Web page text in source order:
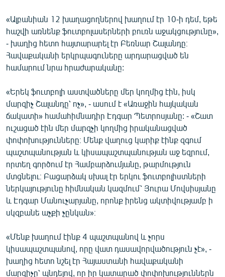
«Ազատության» բոլոր կայքերը
«Ալբանիան 12 խաղացողներով խաղում էր 10-ի դեմ, եթե
հաշվի առնենք ֆուտբոլասերների բուռն աջակցությունը»,
- խաղից հետո հայտարարել էր Բեռնար Շալանդը։
Հավաքականի երկրպագուները արդարացված են
համարում նրա հրաժարականը:
«Երեկ ֆուտբոլի աստվածները մեր կողմից էին, իսկ
մարզիչ Շալանդը՝ ոչ», - ասում է «Առաջին հայկական
ճակատի» համահիմնադիր Էդգար Պետրոսյանը: - «Շատ
ուշացած էին մեր մարզչի կողմից իրականացված
փոփոխությունները։ Մենք վաղուց կարիք էինք զգում
պաշտպանության և կիսապաշտպանության աջ եզրում,
որտեղ գործում էր Համբարձումյանը, թարմություն
մտցնելու։ Բացարձակ սխալ էր երկու ֆուտբոլիստների
ներկայությունը հիմնական կազմում՝ Յուրա Մովսիսյանը
և Էդգար Մանուչարյանը, որոնք իրենց ակտիվությամբ ի
սկզբանե աչքի չընկան»։
«Մենք խաղում էինք 4 պաշտպանով և չորս
կիսապաշտպանով, որը վատ դասավորվածություն չէ», -
խաղից հետո նշել էր Հայաստանի հավաքականի
մարզիչը՝ պնդելով, որ իր կատարած փոփոխություններն